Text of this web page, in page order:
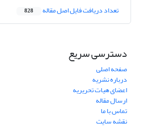
تعداد دریافت فایل اصل مقاله 828
دسترسی سریع
صفحه اصلی
درباره نشریه
اعضای هیات تحریریه
ارسال مقاله
تماس با ما
نقشه سایت